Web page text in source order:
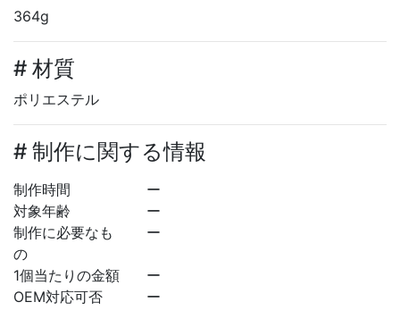
364g
# 材質
ポリエステル
# 制作に関する情報
制作時間
ー
対象年齢
ー
制作に必要なも
の
ー
1個当たりの金額
ー
OEM対応可否
ー